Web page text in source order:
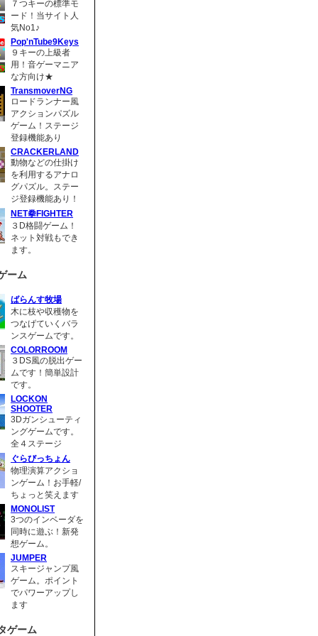
７つキーの標準モ
ード！当サイト人
気No1♪
Pop'nTube9Keys
９キーの上級者
用！音ゲーマニア
な方向け★
TransmoverNG
ロードランナー風
アクションパズル
ゲーム！ステージ
登録機能あり
CRACKERLAND
動物などの仕掛け
を利用するアナロ
グパズル。ステー
ジ登録機能あり！
NET拳FIGHTER
３D格闘ゲーム！
ネット対戦もでき
ます。
ーム
ばらんす牧場
木に枝や収穫物を
つなげていくバラ
ンスゲームです。
COLORROOM
３DS風の脱出ゲー
ムです！簡単設計
です。
LOCKON
SHOOTER
3Dガンシューティ
ングゲームです。
全４ステージ
ぐらびっちょん
物理演算アクショ
ンゲーム！お手軽/
ちょっと笑えます
MONOLIST
3つのインベーダを
同時に遊ぶ！新発
想ゲーム。
JUMPER
スキージャンプ風
ゲーム。ポイント
でパワーアップし
ます
ゲーム